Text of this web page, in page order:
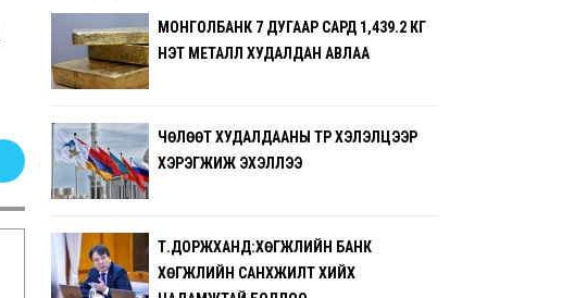
МОНГОЛБАНК 7 ДУГААР САРД 1,439.2 КГ
ҮНЭТ МЕТАЛЛ ХУДАЛДАН АВЛАА
ЧӨЛӨӨТ ХУДАЛДААНЫ ТҮР ХЭЛЭЛЦЭЭР
ХЭРЭГЖИЖ ЭХЭЛЛЭЭ
Т.ДОРЖХАНД:ХӨГЖЛИЙН БАНК
ХӨГЖЛИЙН САНХҮҮЖИЛТ ХИЙХ